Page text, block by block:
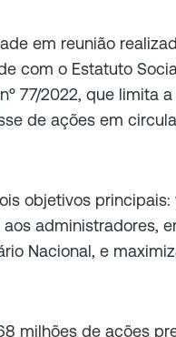
em reunião
com o Estatuto
nº 77/2022, que limita
de ações em
objetivos principais:
administradores,
Nacional, e
milhões de ações